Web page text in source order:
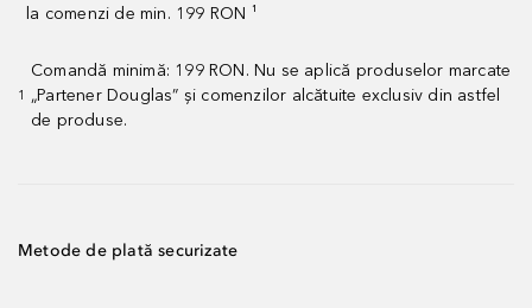
la comenzi de min. 199 RON ¹
1
Comandă minimă: 199 RON. Nu se aplică produselor marcate
„Partener Douglas” și comenzilor alcătuite exclusiv din astfel
de produse.
Metode de plată securizate